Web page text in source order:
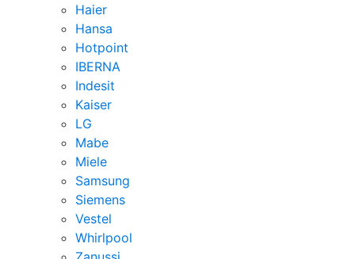
Haier
Hansa
Hotpoint
IBERNA
Indesit
Kaiser
LG
Mabe
Miele
Samsung
Siemens
Vestel
Whirlpool